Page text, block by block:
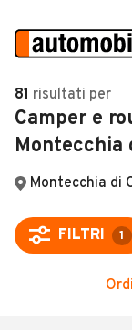
Auto
Auto usate
Auto Km 0
Auto Nuove
VENDI
MAGAZINE
ACCEDI
81 risultati per
Camper e
Montecchia